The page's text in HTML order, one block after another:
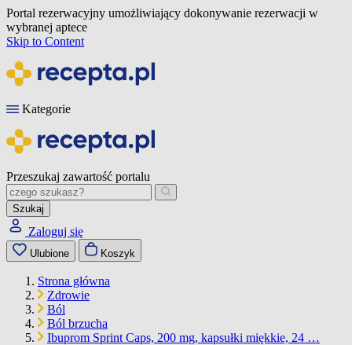
Portal rezerwacyjny umożliwiający dokonywanie rezerwacji w
wybranej aptece
Skip to Content
Kategorie
Przeszukaj zawartość portalu
Szukaj
Zaloguj się
Ulubione Koszyk
Strona główna
Zdrowie
Ból
Ból brzucha
Ibuprom Sprint Caps, 200 mg, kapsułki miękkie, 24 …